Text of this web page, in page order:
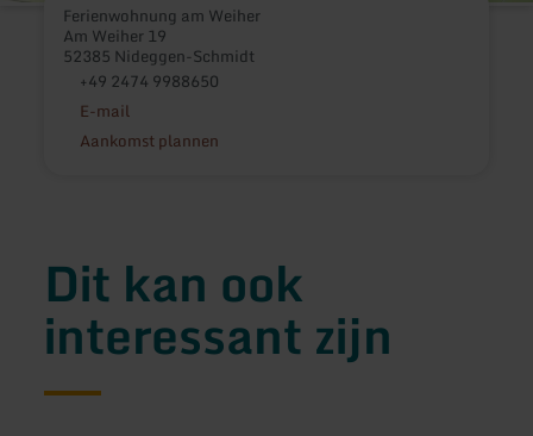
Ferienwohnung am Weiher
Am Weiher 19
52385 Nideggen-Schmidt
+49 2474 9988650
E-mail
Aankomst plannen
Dit kan ook
interessant zijn